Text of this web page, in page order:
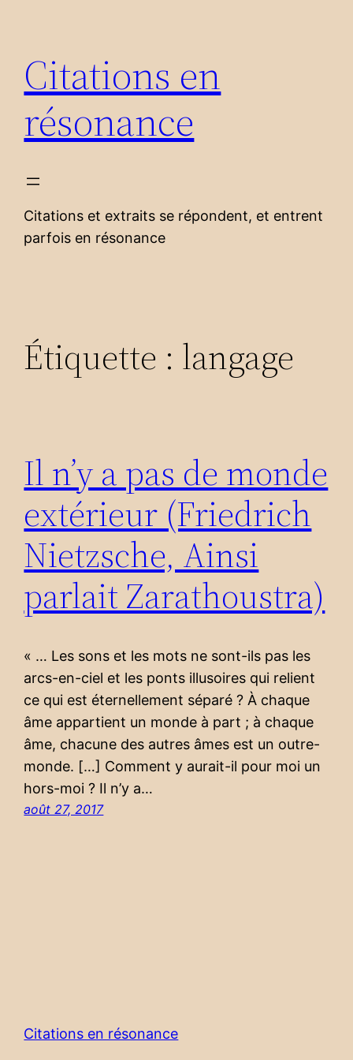
contenu
Citations en
résonance
Citations et extraits se répondent, et entrent
parfois en résonance
Étiquette : langage
Il n’y a pas de monde
extérieur (Friedrich
Nietzsche, Ainsi
parlait Zarathoustra)
« … Les sons et les mots ne sont-ils pas les
arcs-en-ciel et les ponts illusoires qui relient
ce qui est éternellement séparé ? À chaque
âme appartient un monde à part ; à chaque
âme, chacune des autres âmes est un outre-
monde. […] Comment y aurait-il pour moi un
hors-moi ? Il n’y a…
août 27, 2017
Citations en résonance